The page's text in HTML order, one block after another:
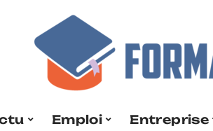
Emploi Entreprise